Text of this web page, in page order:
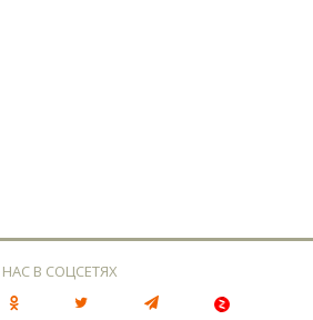
В СОЦСЕТЯХ